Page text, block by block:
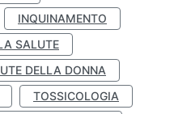
INQUINAMENTO
SALUTE
DELLA DONNA
TOSSICOLOGIA